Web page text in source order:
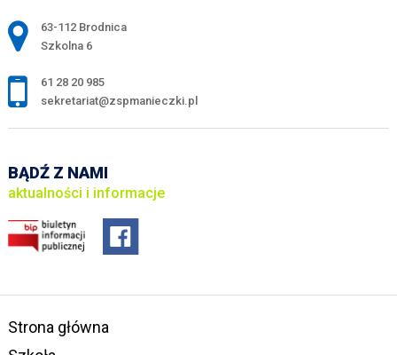
Adres pocztowy:
63-112 Brodnica
Szkolna 6
61 28 20 985
sekretariat@zspmanieczki.pl
BĄDŹ Z NAMI
aktualności i informacje
Strona główna